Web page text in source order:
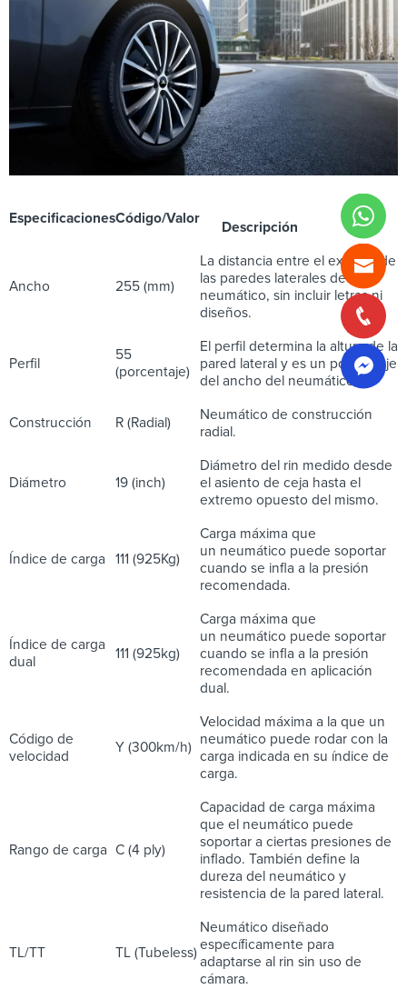
EspecificacionesCódigo/Valor
Descripción
Ancho 255 (mm)
La distancia entre el exterior de
las paredes laterales de un
neumático, sin incluir letras ni
diseños.
Perfil
55
(porcentaje)
El perfil determina la altura de la
pared lateral y es un porcentaje
del ancho del neumático.
Construcción R (Radial)
Neumático de construcción
radial.
Diámetro 19 (inch)
Diámetro del rin medido desde
el asiento de ceja hasta el
extremo opuesto del mismo.
Índice de carga 111 (925Kg)
Carga máxima que
un neumático puede soportar
cuando se infla a la presión
recomendada.
Índice de carga
dual
111 (925kg)
Carga máxima que
un neumático puede soportar
cuando se infla a la presión
recomendada en aplicación
dual.
Código de
velocidad
Y (300km/h)
Velocidad máxima a la que un
neumático puede rodar con la
carga indicada en su índice de
carga.
Rango de carga C (4 ply)
Capacidad de carga máxima
que el neumático puede
soportar a ciertas presiones de
inflado. También define la
dureza del neumático y
resistencia de la pared lateral.
TL/TT TL (Tubeless)
Neumático diseñado
específicamente para
adaptarse al rin sin uso de
cámara.